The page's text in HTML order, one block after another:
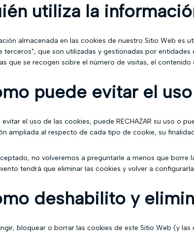
utiliza la
almacenada en las cookies de nuestro Sitio Web es
terceros", que son utilizadas y gestionadas por
que se recogen sobre el número de visitas, el
puede evitar el
evitar el uso de las cookies, puede RECHAZAR su uso o
ampliada al respecto de cada tipo de cookie, su
no volveremos a preguntarle a menos que borre
tendrá que eliminar las cookies y volver a
deshabilito y
bloquear o borrar las cookies de este Sitio Web (y